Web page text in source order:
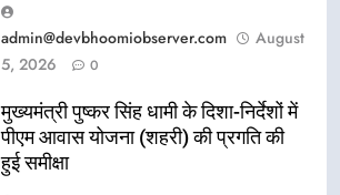
admin@devbhoomiobserver.com
August
5, 2026
0
मुख्यमंत्री पुष्कर सिंह धामी के दिशा-निर्देशों में
पीएम आवास योजना (शहरी) की प्रगति की
हुई समीक्षा